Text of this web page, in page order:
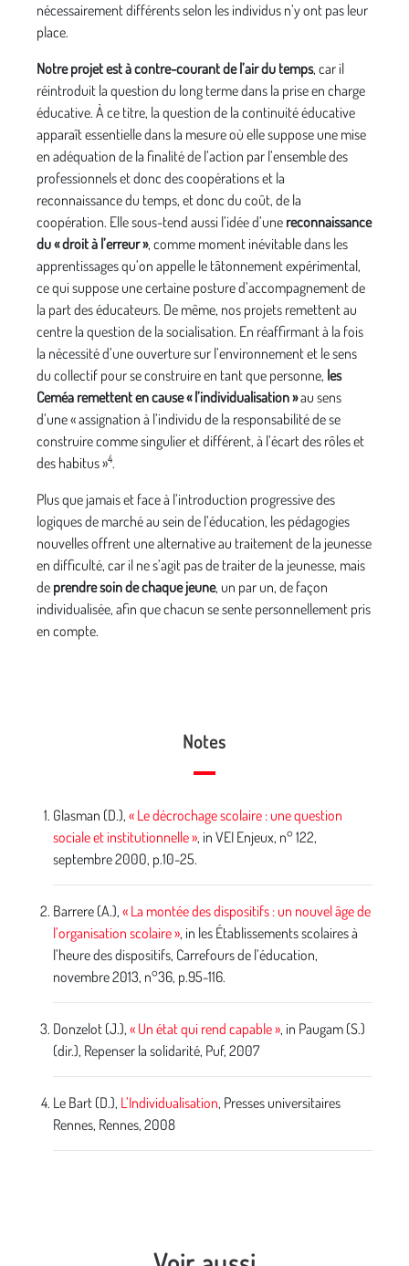
nécessairement différents selon les individus n’y ont pas leur
place.
Notre projet est à contre-courant de l’air du temps, car il
réintroduit la question du long terme dans la prise en charge
éducative. À ce titre, la question de la continuité éducative
apparaît essentielle dans la mesure où elle suppose une mise
en adéquation de la finalité de l’action par l’ensemble des
professionnels et donc des coopérations et la
reconnaissance du temps, et donc du coût, de la
coopération. Elle sous-tend aussi l’idée d’une reconnaissance
du « droit à l’erreur », comme moment inévitable dans les
apprentissages qu’on appelle le tâtonnement expérimental,
ce qui suppose une certaine posture d’accompagnement de
la part des éducateurs. De même, nos projets remettent au
centre la question de la socialisation. En réaffirmant à la fois
la nécessité d’une ouverture sur l’environnement et le sens
du collectif pour se construire en tant que personne, les
Ceméa remettent en cause « l’individualisation »au sens
d’une « assignation à l’individu de la responsabilité de se
construire comme singulier et différent, à l’écart des rôles et
des habitus »4.
Plus que jamais et face à l’introduction progressive des
logiques de marché au sein de l’éducation, les pédagogies
nouvelles offrent une alternative au traitement de la jeunesse
en difficulté, car il ne s’agit pas de traiter de la jeunesse, mais
de prendre soin de chaque jeune, un par un, de façon
individualisée, afin que chacun se sente personnellement pris
en compte.
Notes
Glasman (D.), « Le décrochage scolaire : une question
sociale et institutionnelle », in VEI Enjeux, n° 122,
septembre 2000, p.10-25.
Barrere (A.), « La montée des dispositifs : un nouvel âge de
l’organisation scolaire », in les Établissements scolaires à
l’heure des dispositifs, Carrefours de l’éducation,
novembre 2013, n°36, p.95-116.
Donzelot (J.), « Un état qui rend capable », in Paugam (S.)
(dir.), Repenser la solidarité, Puf, 2007
Le Bart (D.), L’Individualisation, Presses universitaires
Rennes, Rennes, 2008